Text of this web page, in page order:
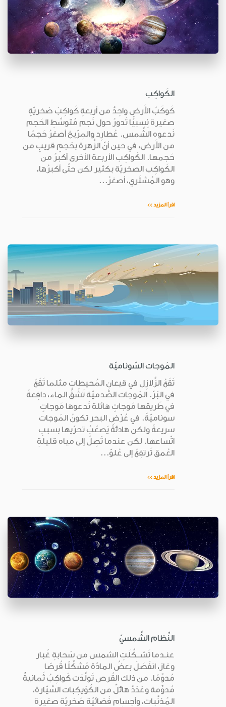
الكَواكِب
كَوكَبُ الأَرض واحِدٌ من أربعةِ كَواكِبَ صَخريّةٍ
صغيرة نِسبيًّا تَدورُ حول نَجم مُتوسِّطِ الحَجم
نَدعوه الشَّمس. عُطارِد والمِرّيخ أصغرُ حَجمًا
من الأَرض، في حين أنّ الزُّهرة بحَجمٍ قريبٍ من
حَجمها. الكَواكِب الأربعة الأخرى أكبرُ من
الكَواكِب الصخريّة بكثير لكن حتّى أكبرُها،
وهو المُشتَري، أصغرُ...
اقرأ المزيد >>
المَوجات السّوناميّة
تَقَعُ الزَّلازِل في قيعانِ المُحيطات مثلما تَقَعُ
في البَرّ. المَوجات الصَّدميّة تَشُقُّ الماء، دافِعةً
في طَريقها مَوجاتٍ هائلة نَدعوها مَوجاتٍ
سوناميّةً. في عُرْضِ البحر تكونُ المَوجات
سريعةً ولكن هادئةً يَصعُبُ تحرّيها بسببِ
اتّساعها. لكن عندما تَصِلُ إلى مياه قليلةِ
العُمق تَرتفِعُ إلى عُلوّ...
اقرأ المزيد >>
النِّظام الشَّمسيّ
عنـدما تَشــكَّلَتِ الشمس من سَحابةِ غُبار
وغاز، انفَصَلَ بعضُ المادّة مُشكِّلًا قُرصًا
مُدوِّمًا. من ذلك القُرص تَولَّدَت كَواكِبُ ثَمانيةٌ
مُدوِّمة وعَدَدٌ هائلٌ من الكُوَيكِبات السَّيّارة،
المُذنَّبات، وأجسام فَضائيّة صَخريّة صغيرة